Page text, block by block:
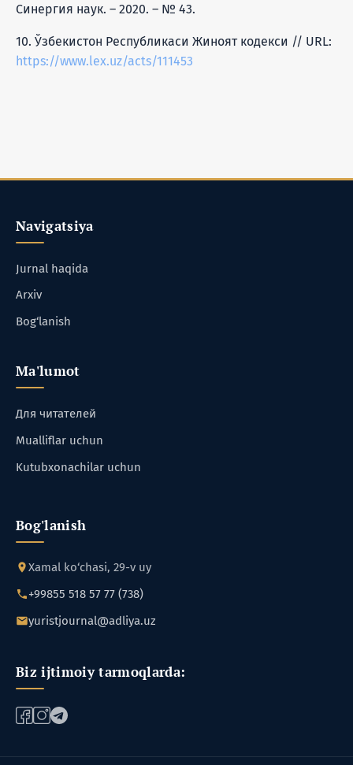
Синергия наук. – 2020. – № 43.
10. Ўзбекистон Республикаси Жиноят кодекси // URL:
https://www.lex.uz/acts/111453
Navigatsiya
Jurnal haqida
Arxiv
Bog‘lanish
Ma'lumot
Для читателей
Mualliflar uchun
Kutubxonachilar uchun
Bog'lanish
Xamal ko‘chasi, 29-v uy
+99855 518 57 77 (738)
yuristjournal@adliya.uz
Biz ijtimoiy tarmoqlarda: